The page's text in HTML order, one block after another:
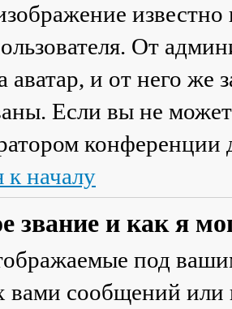
От
аватар, и от него же
Если вы не
конференции
к началу
звание и как я
под
вами сообщений